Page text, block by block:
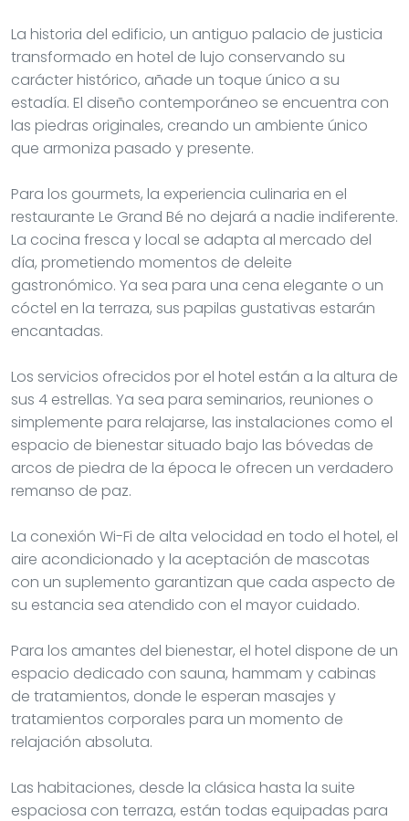
La historia del edificio, un antiguo palacio de justicia
transformado en hotel de lujo conservando su
carácter histórico, añade un toque único a su
estadía. El diseño contemporáneo se encuentra con
las piedras originales, creando un ambiente único
que armoniza pasado y presente.
Para los gourmets, la experiencia culinaria en el
restaurante Le Grand Bé no dejará a nadie indiferente.
La cocina fresca y local se adapta al mercado del
día, prometiendo momentos de deleite
gastronómico. Ya sea para una cena elegante o un
cóctel en la terraza, sus papilas gustativas estarán
encantadas.
Los servicios ofrecidos por el hotel están a la altura de
sus 4 estrellas. Ya sea para seminarios, reuniones o
simplemente para relajarse, las instalaciones como el
espacio de bienestar situado bajo las bóvedas de
arcos de piedra de la época le ofrecen un verdadero
remanso de paz.
La conexión Wi-Fi de alta velocidad en todo el hotel, el
aire acondicionado y la aceptación de mascotas
con un suplemento garantizan que cada aspecto de
su estancia sea atendido con el mayor cuidado.
Para los amantes del bienestar, el hotel dispone de un
espacio dedicado con sauna, hammam y cabinas
de tratamientos, donde le esperan masajes y
tratamientos corporales para un momento de
relajación absoluta.
Las habitaciones, desde la clásica hasta la suite
espaciosa con terraza, están todas equipadas para